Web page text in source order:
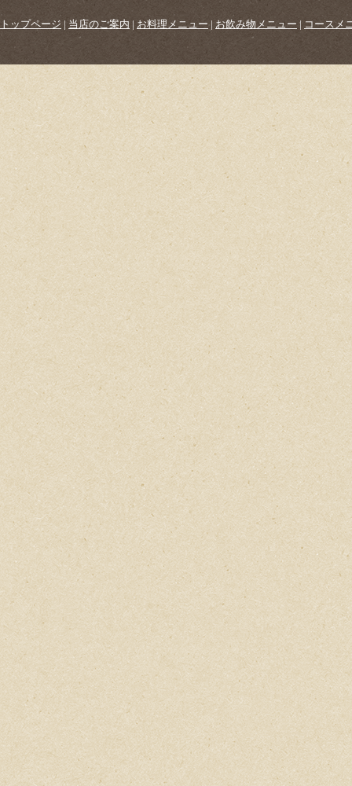
トップページ | 当店のご案内 | お料理メニュー | お飲み物メニュー | コースメ